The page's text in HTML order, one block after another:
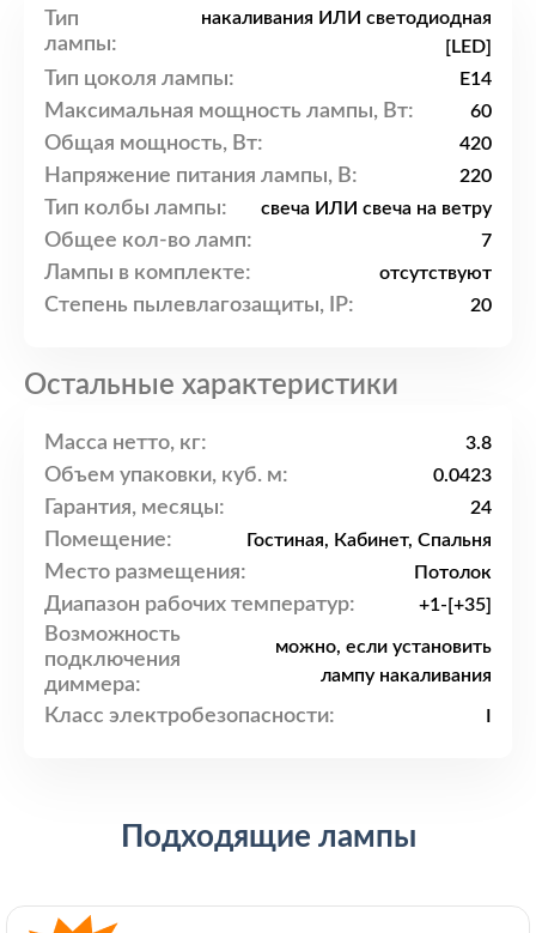
Тип
лампы:
накаливания ИЛИ светодиодная
[LED]
Тип цоколя лампы: E14
Максимальная мощность лампы, Вт: 60
Общая мощность, Вт: 420
Напряжение питания лампы, В: 220
Тип колбы лампы: свеча ИЛИ свеча на ветру
Общее кол-во ламп: 7
Лампы в комплекте: отсутствуют
Степень пылевлагозащиты, IP: 20
Остальные характеристики
Масса нетто, кг: 3.8
Объем упаковки, куб. м: 0.0423
Гарантия, месяцы: 24
Помещение: Гостиная, Кабинет, Спальня
Место размещения: Потолок
Диапазон рабочих температур: +1-[+35]
Возможность
подключения
диммера:
можно, если установить
лампу накаливания
Класс электробезопасности:
Подходящие лампы